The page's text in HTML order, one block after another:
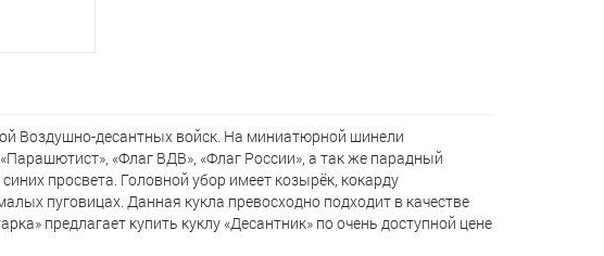
Воздушно-десантных войск. На миниатюрной шинели
«Флаг ВДВ», «Флаг России», а так же парадный
просвета. Головной убор имеет козырёк, кокарду
пуговицах. Данная кукла превосходно подходит в качестве
предлагает кyпить куклу «Десантник» по очень доступной цене